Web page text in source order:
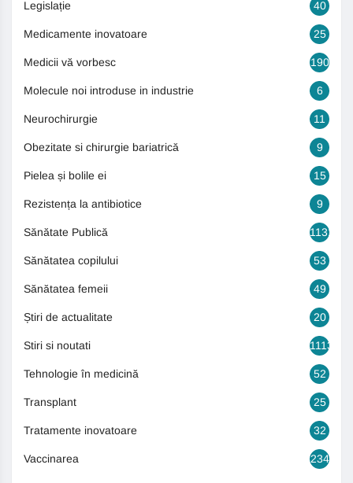
Legislație 40
Medicamente inovatoare 25
Medicii vă vorbesc 190
Molecule noi introduse in industrie 6
Neurochirurgie 11
Obezitate si chirurgie bariatrică 9
Pielea și bolile ei 15
Rezistența la antibiotice 9
Sănătate Publică 1131
Sănătatea copilului 53
Sănătatea femeii 49
Știri de actualitate 20
Stiri si noutati 1113
Tehnologie în medicină 52
Transplant 25
Tratamente inovatoare 32
Vaccinarea 234